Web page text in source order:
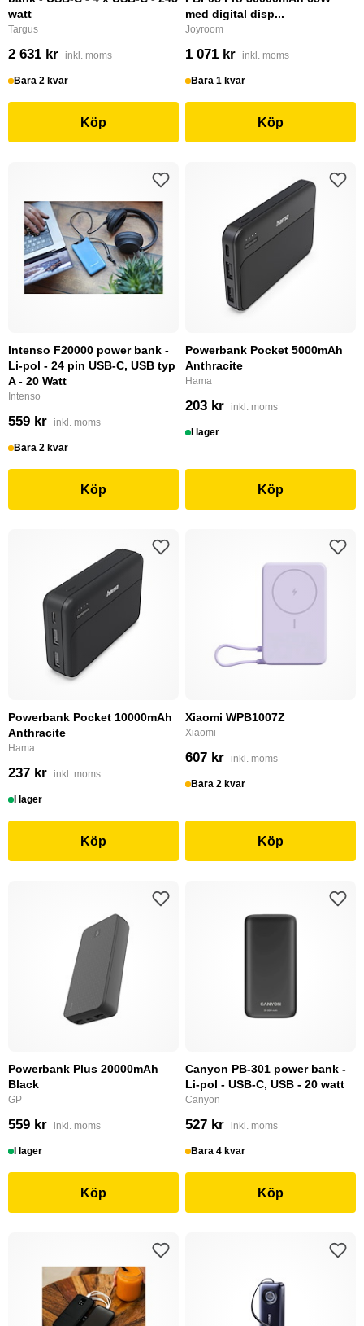
watt
Targus
2 631 kr inkl. moms
Bara 2 kvar
Köp
med digital disp...
Joyroom
1 071 kr inkl. moms
Bara 1 kvar
Köp
Intenso F20000 power bank -
Li-pol - 24 pin USB-C, USB typ
A - 20 Watt
Intenso
559 kr inkl. moms
Bara 2 kvar
Köp
Powerbank Pocket 5000mAh
Anthracite
Hama
203 kr inkl. moms
I lager
Köp
Powerbank Pocket 10000mAh
Anthracite
Hama
237 kr inkl. moms
I lager
Köp
Xiaomi WPB1007Z
Xiaomi
607 kr inkl. moms
Bara 2 kvar
Köp
Powerbank Plus 20000mAh
Black
GP
559 kr inkl. moms
I lager
Köp
Canyon PB-301 power bank -
Li-pol - USB-C, USB - 20 watt
Canyon
527 kr inkl. moms
Bara 4 kvar
Köp